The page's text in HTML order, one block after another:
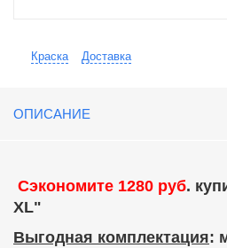
Краска Доставка
ОПИСАНИЕ
Сэкономите 1280 руб.
XL"
Выгодная комплектация: